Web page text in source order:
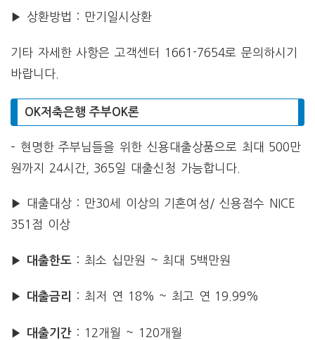
▶ 상환방법 : 만기일시상환
기타 자세한 사항은 고객센터 1661-7654로 문의하시기
바랍니다.
OK저축은행 주부OK론
– 현명한 주부님들을 위한 신용대출상품으로 최대 500만
원까지 24시간, 365일 대출신청 가능합니다.
▶ 대출대상 : 만30세 이상의 기혼여성/ 신용점수 NICE
351점 이상
▶ 대출한도: 최소 십만원 ~ 최대 5백만원
▶ 대출금리 : 최저 연 18% ~ 최고 연 19.99%
▶ 대출기간: 12개월 ~ 120개월